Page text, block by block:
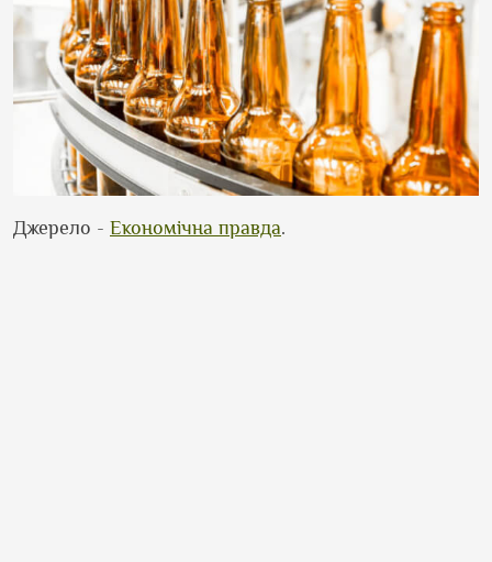
Джерело - Економічна правда.